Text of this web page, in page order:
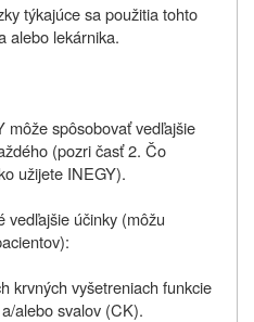
týkajúce sa použitia tohto
alebo lekárnika.
môže spôsobovať vedľajšie
(pozri časť 2. Čo
užijete INEGY).
vedľajšie účinky (môžu
krvných vyšetreniach funkcie
alebo svalov (CK).